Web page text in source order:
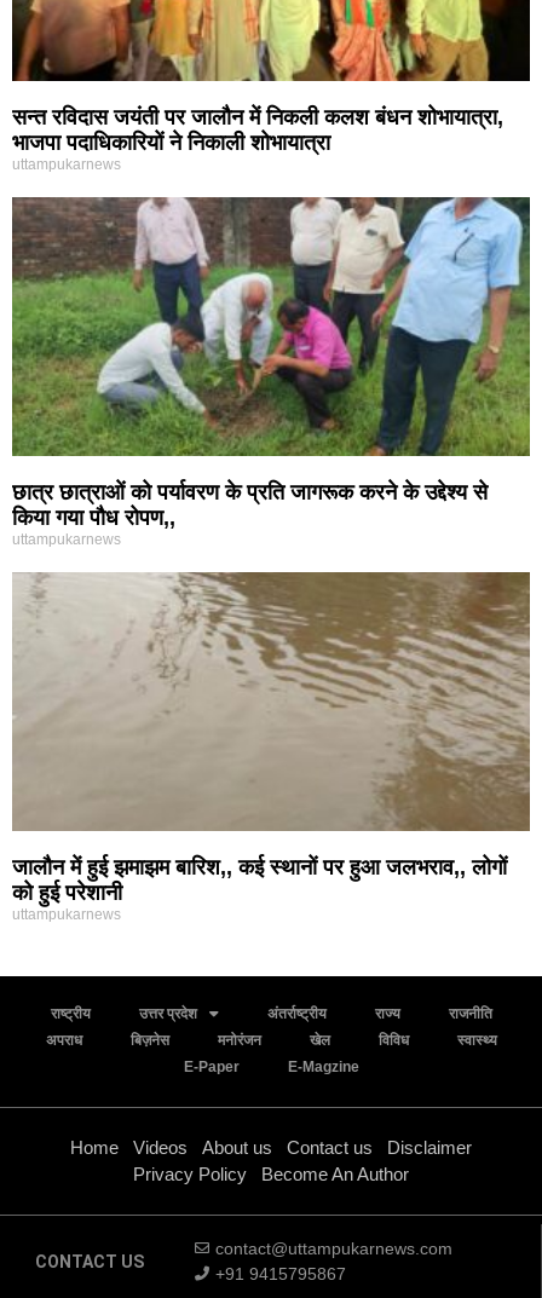
सन्त रविदास जयंती पर जालौन में निकली कलश बंधन शोभायात्रा,
भाजपा पदाधिकारियों ने निकाली शोभायात्रा
uttampukarnews
छात्र छात्राओं को पर्यावरण के प्रति जागरूक करने के उद्देश्य से
किया गया पौध रोपण,,
uttampukarnews
जालौन में हुई झमाझम बारिश,, कई स्थानों पर हुआ जलभराव,, लोगों
को हुई परेशानी
uttampukarnews
राष्ट्रीय उत्तर प्रदेश अंतर्राष्ट्रीय राज्य
राजनीति
अपराध
बिज़नेस मनोरंजन खेल विविध
स्वास्थ्य
E-Paper
E-Magzine
Home Videos About us Contact us
Disclaimer
Privacy Policy
Become An Author
CONTACT US
contact@uttampukarnews.com
+91 9415795867